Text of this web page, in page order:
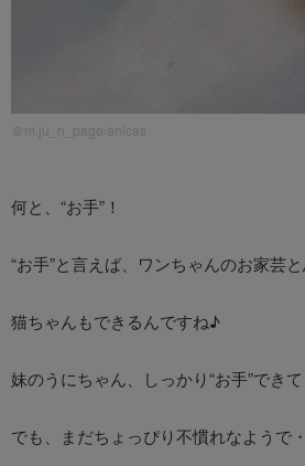
＠m.ju_n_page/anicas
何と、“お手”！
“お手”と言えば、ワンちゃんのお家芸
猫ちゃんもできるんですね♪
妹のうにちゃん、しっかり“お手”できて
でも、まだちょっぴり不慣れなようで